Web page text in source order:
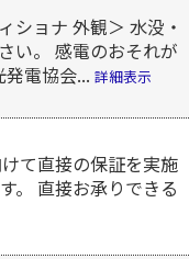
ショナ 外観＞ 水没・
い。 感電のおそれが
電協会... 詳細表示
て直接の保証を実施
。 直接お承りできる